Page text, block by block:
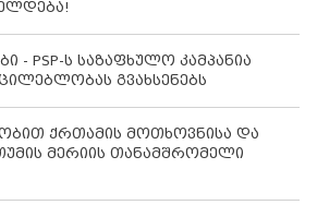
- PSP-ს საზაფხულო კამპანია
გვახსენებს
ქრთამის მოთხოვნისა და
მერიის თანამშრომელი